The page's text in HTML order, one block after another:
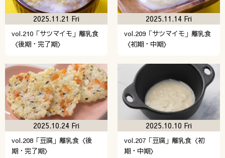
vol.210「サツマイモ」離乳食
〈後期・完了期〉
2025.11.21 Fri
vol.209「サツマイモ」離乳食
〈初期・中期〉
2025.11.14 Fri
vol.208「豆腐」離乳食〈後
期・完了期〉
2025.10.24 Fri
vol.207「豆腐」離乳食〈初
期・中期〉
2025.10.10 Fri